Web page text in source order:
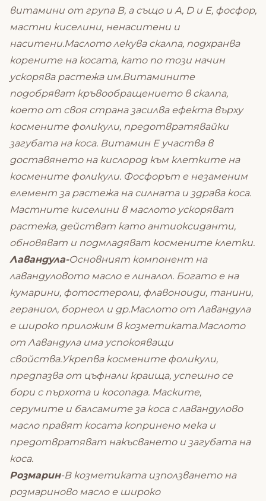
витамини от група В, а също и А, D и E, фосфор,
мастни киселини, ненаситени и
наситени.Маслото лекува скалпа, подхранва
корените на косата, като по този начин
ускорява растежа им.Витамините
подобряват кръвообращението в скалпа,
което от своя страна засилва ефекта върху
космените фоликули, предотвратявайки
загубата на коса. Витамин Е участва в
доставянето на кислород към клетките на
космените фоликули. Фосфорът е незаменим
елемент за растежа на силната и здрава коса.
Мастните киселини в маслото ускоряват
растежа, действат като антиоксиданти,
обновяват и подмладяват космените клетки.
Лавандула-Основният компонент на
лавандуловото масло е линалол. Богато е на
кумарини, фотостероли, флавоноиди, танини,
гераниол, борнеол и др.Маслото от Лавандула
е широко приложим в козметиката.Маслото
от Лавандула има успокояващи
свойства.Укрепва космените фоликули,
предпазва от цъфнали краища, успешно се
бори с пърхота и косопада. Маските,
серумите и балсамите за коса с лавандулово
масло правят косата копринено мека и
предотвратяват накъсването и загубата на
коса.
Розмарин-В козметиката използването на
розмариново масло е широко